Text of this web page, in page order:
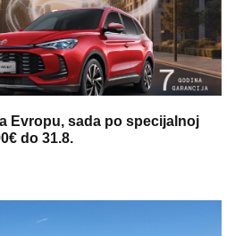
Evropu, sada po specijalnoj
do 31.8.